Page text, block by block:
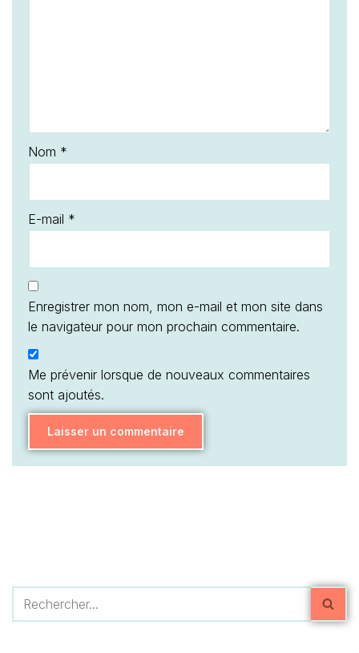
Nom *
E-mail *
Enregistrer mon nom, mon e-mail et mon site dans
le navigateur pour mon prochain commentaire.
Me prévenir lorsque de nouveaux commentaires
sont ajoutés.